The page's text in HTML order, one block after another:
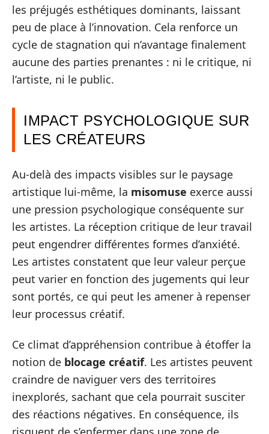
les préjugés esthétiques dominants, laissant
peu de place à l’innovation. Cela renforce un
cycle de stagnation qui n’avantage finalement
aucune des parties prenantes : ni le critique, ni
l’artiste, ni le public.
IMPACT PSYCHOLOGIQUE SUR
LES CRÉATEURS
Au-delà des impacts visibles sur le paysage
artistique lui-même, la misomuse exerce aussi
une pression psychologique conséquente sur
les artistes. La réception critique de leur travail
peut engendrer différentes formes d’anxiété.
Les artistes constatent que leur valeur perçue
peut varier en fonction des jugements qui leur
sont portés, ce qui peut les amener à repenser
leur processus créatif.
Ce climat d’appréhension contribue à étoffer la
notion de blocage créatif. Les artistes peuvent
craindre de naviguer vers des territoires
inexplorés, sachant que cela pourrait susciter
des réactions négatives. En conséquence, ils